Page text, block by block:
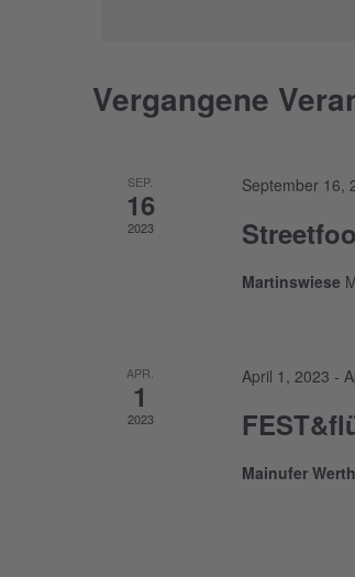
Kalender
von
Vergangene
SEP.
16
2023
September 16,
Martinswiese
APR.
1
2023
April 1, 2023 -
Mainufer